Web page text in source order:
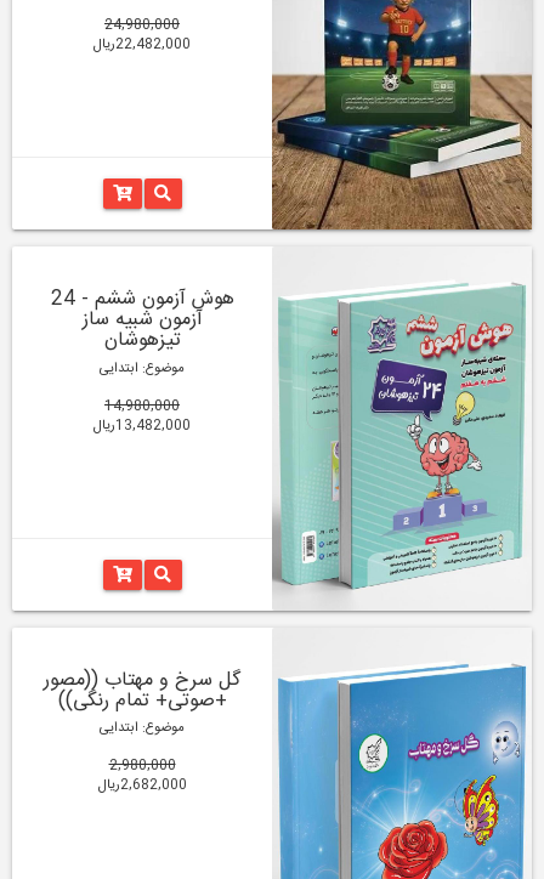
24,980,000
22,482,000ریال
هوش آزمون ششم - 24
آزمون شبیه ساز
تیزهوشان
موضوع: ابتدایی
14,980,000
13,482,000ریال
گل سرخ و مهتاب ((مصور
+صوتی+ تمام رنگی))
موضوع: ابتدایی
2,980,000
2,682,000ریال